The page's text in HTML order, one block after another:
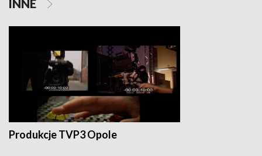
INNE
Produkcje TVP3 Opole